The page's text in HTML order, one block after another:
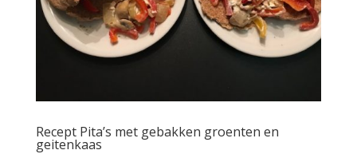
Recept Pita’s met gebakken groenten en
geitenkaas